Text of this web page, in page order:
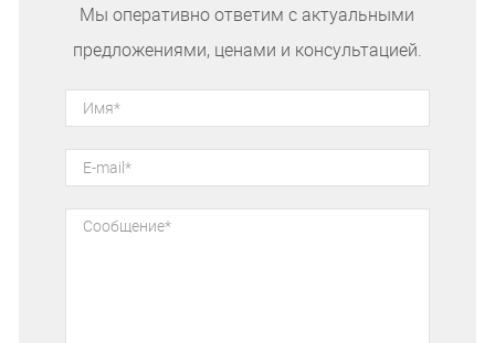
Мы оперативно ответим с актуальными
предложениями, ценами и консультацией.